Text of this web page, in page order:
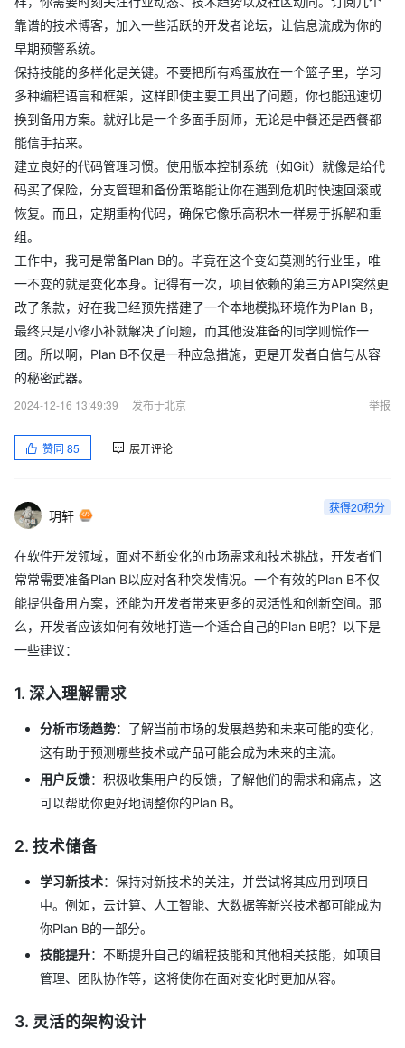
靠谱的技术博客，加入一些活跃的开发者论坛，让信息流成为你的
早期预警系统。
保持技能的多样化是关键。不要把所有鸡蛋放在一个篮子里，学习
多种编程语言和框架，这样即使主要工具出了问题，你也能迅速切
换到备用方案。就好比是一个多面手厨师，无论是中餐还是西餐都
能信手拈来。
建立良好的代码管理习惯。使用版本控制系统（如Git）就像是给代
码买了保险，分支管理和备份策略能让你在遇到危机时快速回滚或
恢复。而且，定期重构代码，确保它像乐高积木一样易于拆解和重
组。
工作中，我可是常备Plan B的。毕竟在这个变幻莫测的行业里，唯
一不变的就是变化本身。记得有一次，项目依赖的第三方API突然更
改了条款，好在我已经预先搭建了一个本地模拟环境作为Plan B，
最终只是小修小补就解决了问题，而其他没准备的同学则慌作一
团。所以啊，Plan B不仅是一种应急措施，更是开发者自信与从容
的秘密武器。
2024-12-16 13:49:39
发布于北京 举报
赞同 85 展开评论
玥轩 获得20积分
在软件开发领域，面对不断变化的市场需求和技术挑战，开发者们
常常需要准备Plan B以应对各种突发情况。一个有效的Plan B不仅
能提供备用方案，还能为开发者带来更多的灵活性和创新空间。那
么，开发者应该如何有效地打造一个适合自己的Plan B呢？以下是
一些建议：
1. 深入理解需求
分析市场趋势：了解当前市场的发展趋势和未来可能的变化，
这有助于预测哪些技术或产品可能会成为未来的主流。
用户反馈：积极收集用户的反馈，了解他们的需求和痛点，这
可以帮助你更好地调整你的Plan B。
2. 技术储备
学习新技术：保持对新技术的关注，并尝试将其应用到项目
中。例如，云计算、人工智能、大数据等新兴技术都可能成为
你Plan B的一部分。
技能提升：不断提升自己的编程技能和其他相关技能，如项目
管理、团队协作等，这将使你在面对变化时更加从容。
3. 灵活的架构设计